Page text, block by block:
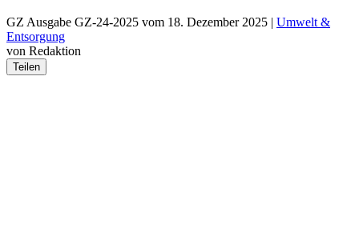
GZ Ausgabe GZ-24-2025 vom 18. Dezember 2025 | Umwelt &
Entsorgung
von Redaktion
Teilen